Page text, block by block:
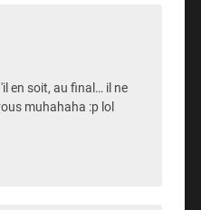
en soit, au final… il ne
muhahaha :p lol